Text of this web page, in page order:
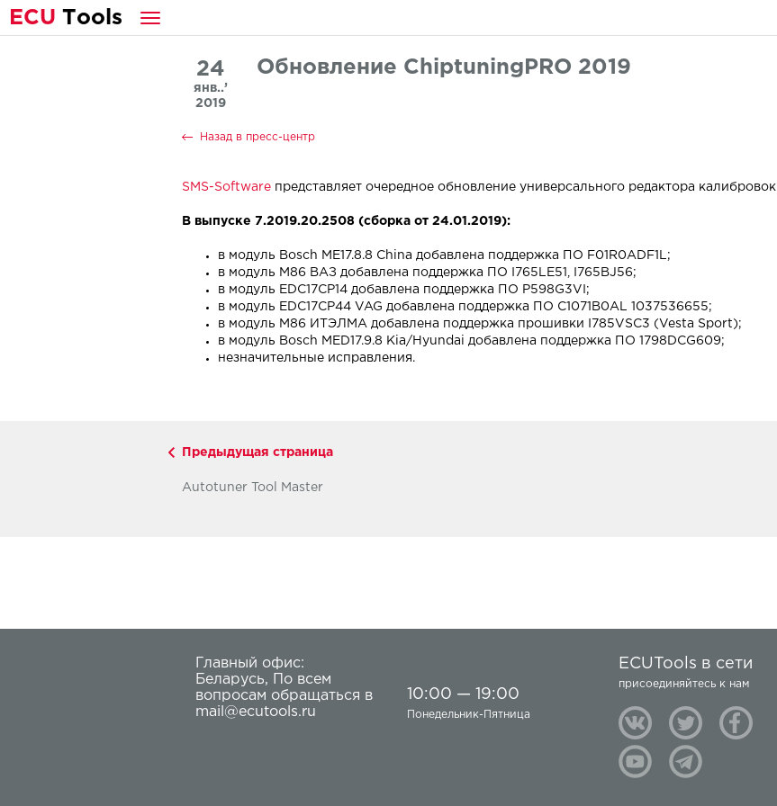
ECU Tools
24
янв..’
2019
Обновление ChiptuningPRO 2019
Назад в пресс-центр
SMS-Software представляет очередное обновление универсального редактора калибровок
В выпуске 7.2019.20.2508 (сборка от 24.01.2019):
в модуль Bosch ME17.8.8 China добавлена поддержка ПО F01R0ADF1L;
в модуль M86 ВАЗ добавлена поддержка ПО I765LE51, I765BJ56;
в модуль EDC17CP14 добавлена поддержка ПО P598G3VI;
в модуль EDC17CP44 VAG добавлена поддержка ПО C1071B0AL 1037536655;
в модуль M86 ИТЭЛМА добавлена поддержка прошивки I785VSC3 (Vesta Sport);
в модуль Bosch MED17.9.8 Kia/Hyundai добавлена поддержка ПО 1798DCG609;
незначительные исправления.
Предыдущая страница
Autotuner Tool Master
Главный офис:
Беларусь,
По всем
вопросам обращаться в
mail@ecutools.ru
10:00 — 19:00
Понедельник-Пятница
ECUTools в сети
присоединяйтесь к нам